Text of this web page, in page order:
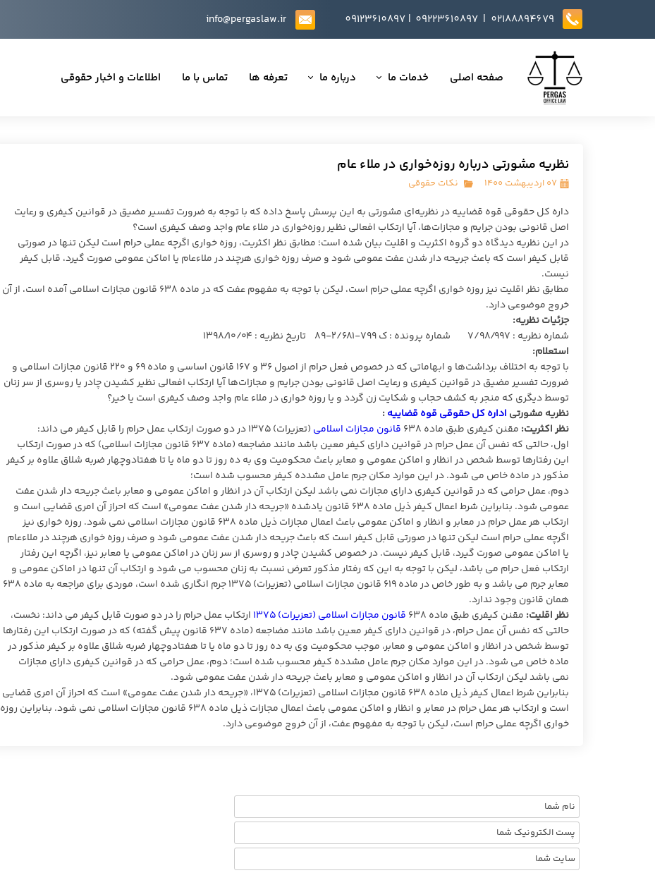
صفحه اصلی خدمات ما
مذاکره، تنظیم و بازبینی قراردادها
ارائه خدمات مشاوره حقوقی
داوری
درباره ما تعرفه ها تماس با ما اطلاعات و اخبار حقوقی
09123610897| 09223610897​​​​​​​ | 02188894679
info@pergaslaw.ir
نظریه مشورتی درباره روزه‌خواری در ملاء عام
۰۷ اردیبهشت ۱۴۰۰ نکات حقوقی
داره کل حقوقی قوه قضاییه در نظریه‌ای مشورتی به این پرسش پاسخ داده که با توجه به ضرورت تفسیر مضیق در قوانین کیفری و رعایت
اصل قانونی بودن جرایم و مجازات‌ها، آیا ارتکاب افعالی نظیر روزه‌خواری در ملاء عام واجد وصف کیفری است؟
در این نظریه دیدگاه دو گروه اکثریت و اقلیت بیان شده است؛ مطابق نظر اکثریت، روزه خواری اگرچه عملی حرام است لیکن تنها در صورتی
قابل کیفر است که باعث جریحه دار شدن عفت عمومی شود و صرف روزه خواری هرچند در ملاءعام یا اماکن عمومی صورت گیرد، قابل کیفر
نیست.
مطابق نظر اقلیت نیز روزه خواری اگرچه عملی حرام است، لیکن با توجه به مفهوم عفت که در ماده ۶۳۸ قانون مجازات اسلامی آمده است، از آن
خروج موضوعی دارد.
جزئیات نظریه:
شماره نظریه : ۷/۹۸/۹۹۷ شماره پرونده : ک ۷۹۹-۲/۶۸۱-۸۹ تاریخ نظریه : ۱۳۹۸/۱۰/۰۴
استعلام:
با توجه به اختلاف برداشت‌ها و ابهاماتی که در خصوص فعل حرام از اصول ۳۶ و ۱۶۷ قانون اساسی و ماده ۶۹ و ۲۲۰ قانون مجازات اسلامی و
ضرورت تفسیر مضیق در قوانین کیفری و رعایت اصل قانونی بودن جرایم و مجازات‌ها آیا ارتکاب افعالی نظیر کشیدن چادر یا روسری از سر زنان
توسط دیگری که منجر به کشف حجاب و شکایت زن گردد و یا روزه خواری در ملاء عام واجد وصف کیفری است یا خیر؟
نظریه مشورتی اداره کل حقوقی قوه قضاییه:
نظر اکثریت: مقنن کیفری طبق ماده ۶۳۸ قانون مجازات اسلامی (تعزیرات) ۱۳۷۵ در دو صورت ارتکاب عمل حرام را قابل کیفر می داند:
اول، حالتی که نفس آن عمل حرام در قوانین دارای کیفر معین باشد مانند مضاجعه (ماده ۶۳۷ قانون مجازات اسلامی) که در صورت ارتکاب
این رفتارها توسط شخص در انظار و اماکن عمومی و معابر باعث محکومیت وی به ده روز تا دو ماه یا تا هفتادوچهار ضربه شلاق علاوه بر کیفر
مذکور در ماده خاص می شود. در این موارد مکان جرم عامل مشدده کیفر محسوب شده است؛
دوم، عمل حرامی که در قوانین کیفری دارای مجازات نمی باشد لیکن ارتکاب آن در انظار و اماکن عمومی و معابر باعث جریحه دار شدن عفت
عمومی شود. بنابراین شرط اعمال کیفر ذیل ماده ۶۳۸ قانون یادشده «جریحه دار شدن عفت عمومی» است که احراز آن امری قضایی است و
ارتکاب هر عمل حرام در معابر و انظار و اماکن عمومی باعث اعمال مجازات ذیل ماده ۶۳۸ قانون مجازات اسلامی نمی شود. روزه خواری نیز
اگرچه عملی حرام است لیکن تنها در صورتی قابل کیفر است که باعث جریحه دار شدن عفت عمومی شود و صرف روزه خواری هرچند در ملاءعام
یا اماکن عمومی صورت گیرد، قابل کیفر نیست. در خصوص کشیدن چادر و روسری از سر زنان در اماکن عمومی یا معابر نیز، اگرچه این رفتار
ارتکاب فعل حرام می باشد، لیکن با توجه به این که رفتار مذکور تعرض نسبت به زنان محسوب می شود و ارتکاب آن تنها در اماکن عمومی و
معابر جرم می باشد و به طور خاص در ماده ۶۱۹ قانون مجازات اسلامی (تعزیرات) ۱۳۷۵ جرم انگاری شده است، موردی برای مراجعه به ماده ۶۳۸
همان قانون وجود ندارد.
نظر اقلیت: مقنن کیفری طبق ماده ۶۳۸ قانون مجازات اسلامی (تعزیرات) ۱۳۷۵
ارتکاب عمل حرام را در دو صورت قابل کیفر می داند: نخست،
حالتی که نفس آن عمل حرام، در قوانین دارای کیفر معین باشد مانند مضاجعه (ماده ۶۳۷ قانون پیش گفته) که در صورت ارتکاب این رفتارها
توسط شخص در انظار و اماکن عمومی و معابر، موجب محکومیت وی به ده روز تا دو ماه یا تا هفتادوچهار ضربه شلاق علاوه بر کیفر مذکور در
ماده خاص می شود. در این موارد مکان جرم عامل مشدده کیفر محسوب شده است؛ دوم، عمل حرامی که در قوانین کیفری دارای مجازات
نمی باشد لیکن ارتکاب آن در انظار و اماکن عمومی و معابر باعث جریحه دار شدن عفت عمومی شود.
بنابراین شرط اعمال کیفر ذیل ماده ۶۳۸ قانون مجازات اسلامی (تعزیرات) ۱۳۷۵، «جریحه دار شدن عفت عمومی» است که احراز آن امری قضایی
است و ارتکاب هر عمل حرام در معابر و انظار و اماکن عمومی باعث اعمال مجازات ذیل ماده ۶۳۸ قانون مجازات اسلامی نمی شود. بنابراین روزه
خواری اگرچه عملی حرام است، لیکن با توجه به مفهوم عفت، از آن خروج موضوعی دارد.